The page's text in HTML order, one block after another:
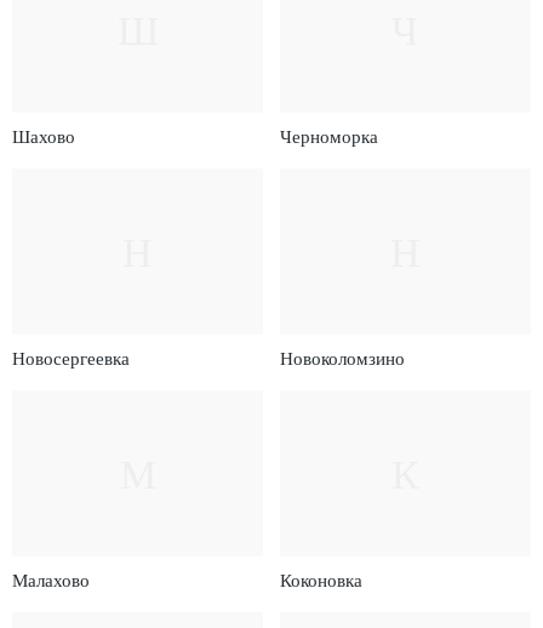
Шахово Черноморка
Новосергеевка Новоколомзино
Малахово Коконовка